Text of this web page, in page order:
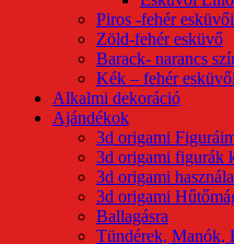
Piros -fehér
Zöld-fehér esküvő
Barack- narancs
Kék – fehér
Alkalmi dekoráció
Ajándékok
3d origami
3d origami figurák
3d origami
3d origami
Ballagásra
Tündérek, Manók,